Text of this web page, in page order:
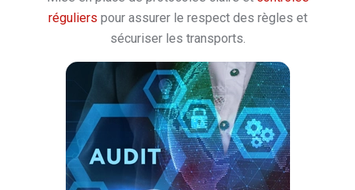
réguliers pour assurer le respect des règles et
sécuriser les transports.